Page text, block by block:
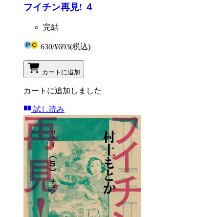
フイチン再見! ４
完結
630/¥693(税込)
カートに追加
カートに追加しました
試し読み